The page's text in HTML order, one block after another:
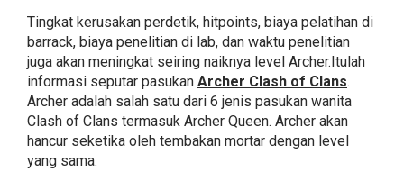
Tingkat kerusakan perdetik, hitpoints, biaya pelatihan di
barrack, biaya penelitian di lab, dan waktu penelitian
juga akan meningkat seiring naiknya level Archer.Itulah
informasi seputar pasukan Archer Clash of Clans.
Archer adalah salah satu dari 6 jenis pasukan wanita
Clash of Clans termasuk Archer Queen. Archer akan
hancur seketika oleh tembakan mortar dengan level
yang sama.